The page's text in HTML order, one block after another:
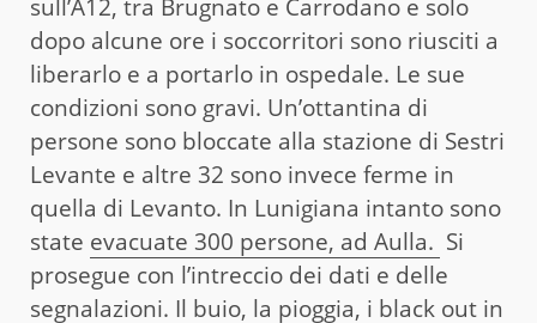
sull’A12, tra Brugnato e Carrodano e solo
dopo alcune ore i soccorritori sono riusciti a
liberarlo e a portarlo in ospedale. Le sue
condizioni sono gravi. Un’ottantina di
persone sono bloccate alla stazione di Sestri
Levante e altre 32 sono invece ferme in
quella di Levanto. In Lunigiana intanto sono
state evacuate 300 persone, ad Aulla. Si
prosegue con l’intreccio dei dati e delle
segnalazioni. Il buio, la pioggia, i black out in